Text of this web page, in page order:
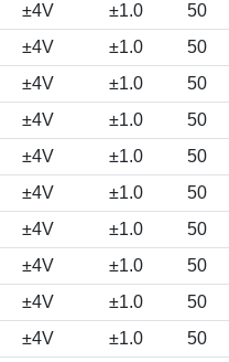
±4V ±1.0 50
±4V ±1.0 50
±4V ±1.0 50
±4V ±1.0 50
±4V ±1.0 50
±4V ±1.0 50
±4V ±1.0 50
±4V ±1.0 50
±4V ±1.0 50
±4V ±1.0 50